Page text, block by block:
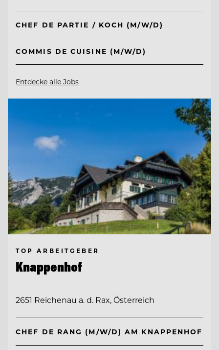
CHEF DE PARTIE / KOCH (M/W/D)
COMMIS DE CUISINE (M/W/D)
Entdecke alle Jobs
TOP ARBEITGEBER
Knappenhof
2651 Reichenau a. d. Rax, Österreich
CHEF DE RANG (M/W/D) AM KNAPPENHOF